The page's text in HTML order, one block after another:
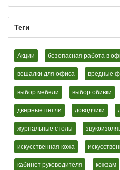
Теги
Акции безопасная работа в
вешалки для офиса вредные
выбор мебели выбор обивки
дверные петли доводчики
журнальные столы
искусственная кожа
кабинет руководителя кожзам